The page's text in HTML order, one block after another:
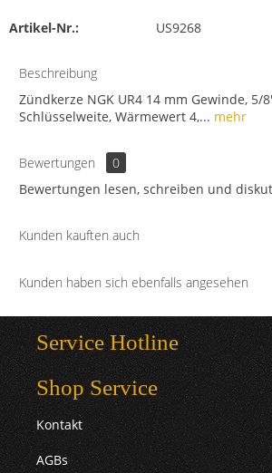
Artikel-Nr.: US9268
Beschreibung
Zündkerze NGK UR4 14 mm Gewinde, 5/
Schlüsselweite, Wärmewert 4,... mehr
Bewertungen
0
Bewertungen lesen, schreiben und
Kunden kauften auch
Kunden haben sich ebenfalls angesehen
Service Hotline
Shop Service
Kontakt
AGBs